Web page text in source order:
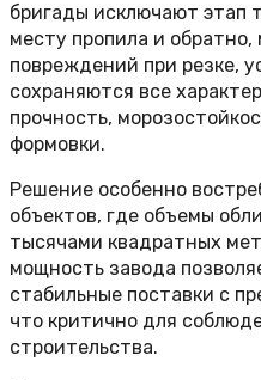
бригады исключают этап
месту пропила и
повреждений при резке,
сохраняются все
прочность,
формовки.
Решение особенно
объектов, где объемы
тысячами квадратных
мощность завода
стабильные поставки с
что критично для
строительства.